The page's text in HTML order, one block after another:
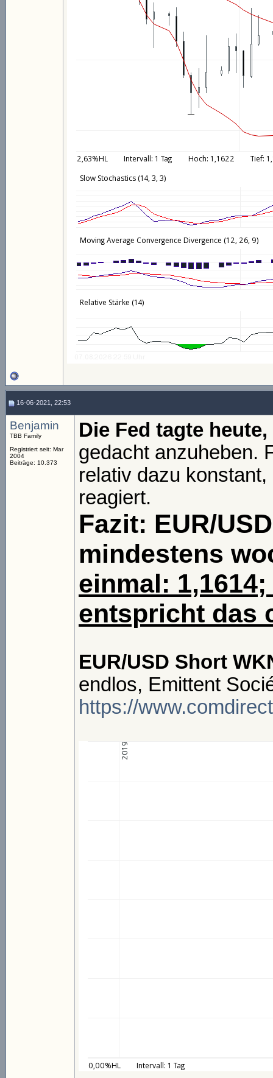
16-06-2021, 22:53
Benjamin
TBB Family
Registriert seit: Mar
2004
Beiträge: 10.373
Die Fed tagte heute,
gedacht anzuheben.
relativ dazu
reagiert.
Fazit: EUR/
mindestens
einmal: 1,1614;
entspricht das
EUR/USD Short
endlos, Emittent
https://